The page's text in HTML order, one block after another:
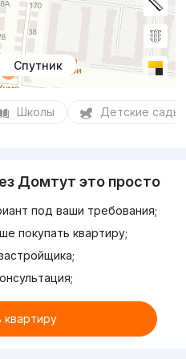
Спутник
Школы Детские сады
Домтут это просто
под ваши требования;
покупать квартиру;